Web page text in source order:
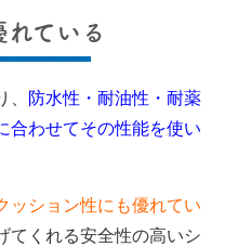
ている
防水性・耐油性・耐薬
合わせてその性能を使い
ッション性にも優れてい
てくれる安全性の高いシ